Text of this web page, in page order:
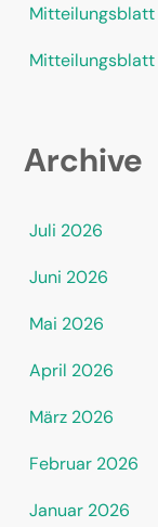
Mitteilungsblatt
Mitteilungsblatt
Archive
Juli 2026
Juni 2026
Mai 2026
April 2026
März 2026
Februar 2026
Januar 2026